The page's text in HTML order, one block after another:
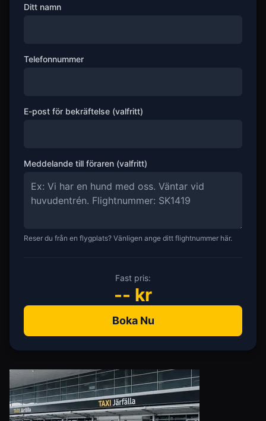
Ditt namn
Telefonnummer
E-post för bekräftelse (valfritt)
Meddelande till föraren (valfritt)
Reser du från en flygplats? Vänligen ange ditt flightnummer här.
Fast pris:
-- kr
Boka Nu